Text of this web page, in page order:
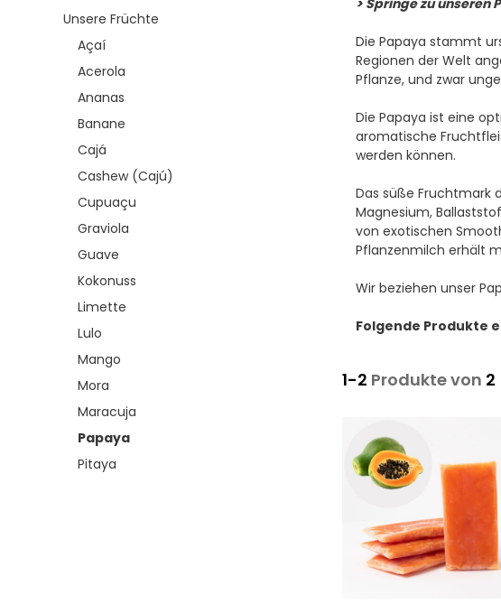
Unsere Früchte
Açaí
Acerola
Ananas
Banane
Cajá
Cashew (Cajú)
Cupuaçu
Graviola
Guave
Kokonuss
Limette
Lulo
Mango
Mora
Maracuja
Papaya
Pitaya
> Springe zu
Die Papaya stammt
Regionen der Welt
Pflanze, und zwar
Die Papaya ist eine
aromatische
werden können.
Das süße Fruchtmark
Magnesium,
von exotischen
Pflanzenmilch erhält
Wir beziehen unser
Folgende Produkte
1-2 Produkte von 2